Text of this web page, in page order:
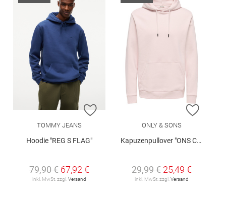
ZUR WUNSCHLISTE HINZUFÜGEN
TOMMY JEANS
Hoodie "REG S FLAG"
79,90 € 67,92 €
inkl. MwSt. zzgl.Versand
ZUR
ONLY & SONS
Kapuzenpullover "ONS Ceres"
29,99 € 25,49 €
inkl. MwSt. zzgl.Versand